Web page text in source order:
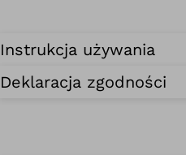
Instrukcja używania
Deklaracja zgodności